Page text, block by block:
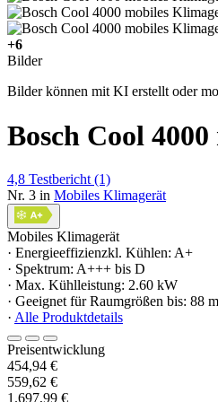
+6
Bilder
Bilder können mit KI erstellt oder
Bosch Cool
4,8 Testbericht (1)
Nr. 3 in Mobiles Klimagerät
Mobiles Klimagerät
· Energieeffizienzkl. Kühlen: A+
· Spektrum: A+++ bis D
· Max. Kühlleistung: 2.60 kW
· Geeignet für Raumgrößen bis: 88
· Alle Produktdetails
Preisentwicklung
454,94 €
559,62 €
1.697,99 €